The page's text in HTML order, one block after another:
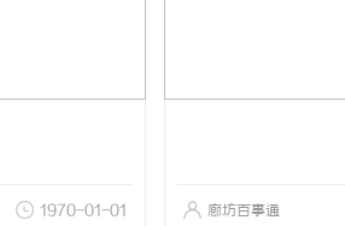
1970-01-01 廊坊百事通